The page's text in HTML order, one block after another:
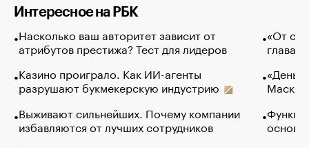
Интересное на РБК
Насколько ваш авторитет зависит от
атрибутов престижа? Тест для лидеров
Казино проиграло. Как ИИ-агенты
разрушают букмекерскую индустрию
Выживают сильнейших. Почему компании
избавляются от лучших сотрудников
«От
глава
Маск в
основ